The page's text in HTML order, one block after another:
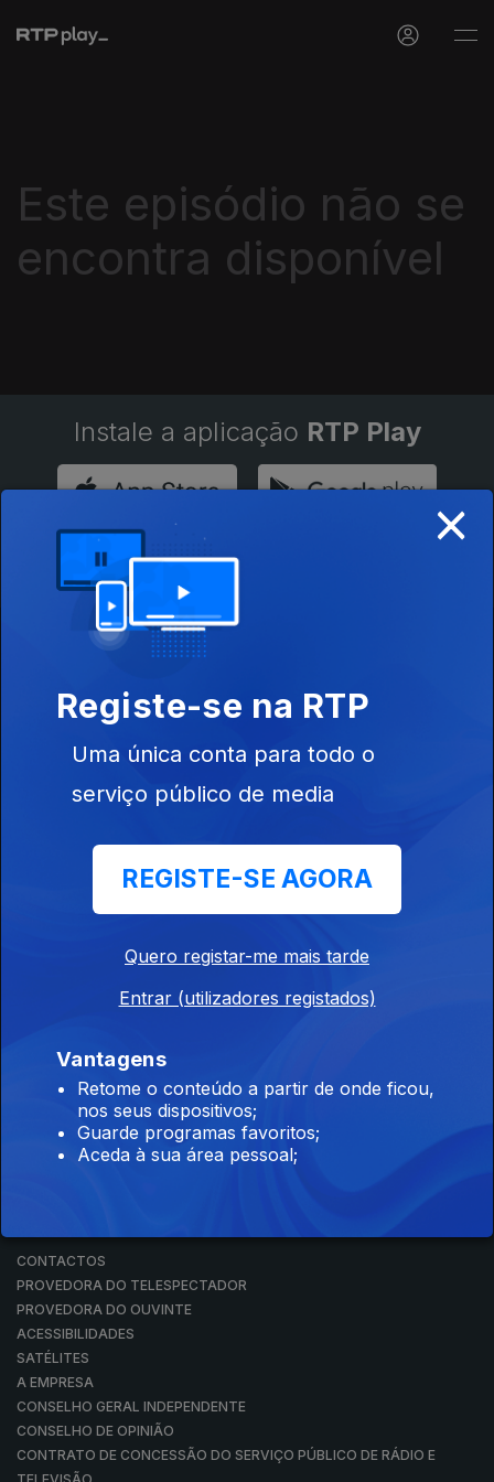
Este episódio não se
encontra disponível
Instale a aplicação RTP Play
Disponível para iOS, Android, Apple TV, Android TV e
CarPlay
RTP PLAY
EM DIRETO
REVER PROGRAMAS
CONCURSOS
CONTACTOS
PROVEDORA DO TELESPECTADOR
PROVEDORA DO OUVINTE
ACESSIBILIDADES
SATÉLITES
A EMPRESA
CONSELHO GERAL INDEPENDENTE
CONSELHO DE OPINIÃO
CONTRATO DE CONCESSÃO DO SERVIÇO PÚBLICO DE RÁDIO E
×
Registe-se na RTP
Uma única conta para todo o
serviço público de media
REGISTE-SE AGORA
Quero registar-me mais tarde
Entrar (utilizadores registados)
Vantagens
Retome o conteúdo a partir de onde ficou,
nos seus dispositivos;
Guarde programas favoritos;
Aceda à sua área pessoal;